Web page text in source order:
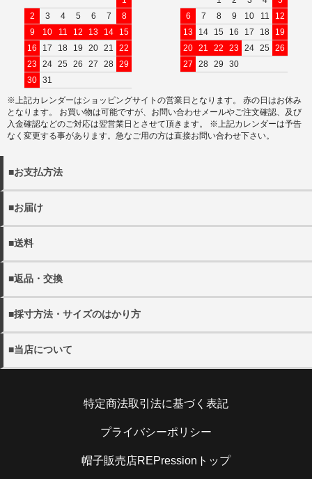
2
3 4 5 6 7
8
9
10 11 12 13 14
15
16
17 18 19 20 21
22
23 24 25 26 27 28 29
30 31
6
7 8 9 10 11
12
13
14 15 16 17 18
19
20 21 22 23 24 25
26
27
28 29 30
※上記カレンダーはショッピングサイトの営業日となります。 赤の日はお休み
となります。 お買い物は可能ですが、お問い合わせメールやご注文確認、及び
入金確認などのご対応は翌営業日とさせて頂きます。 ※上記カレンダーは予告
なく変更する事があります。急なご用の方は直接お問い合わせ下さい。
■お支払方法
・クレジットカード決済
・代金引換（別途手数料440円）
■お届け
※宅配便でお届け先が沖縄・離島の場合日本郵政となる場合
がございます。
・配送日の指定をご希望の場合にはご注文の際にご希望日を
ご指定がない場合には、最短のお日にちで発送いたします。
・配送希望時間帯は、以下よりお選びください。
【午前中 12-14時 14-16時 16-18時 18-20時 19-21
時】
※メール便(ゆうパケット)はポスト投函となるたの日時指定
詳しく見る
■送料
・各都道府県別送料につきましては下記リンクよりご確認く
ださい。
・メール便は全国一律300円となります。
■返品・交換
(shop@rep-hat.com)またはお電話（042-723-7854）までご
連絡ください。
※当店休業日は、
・お客様のご都合による返品の場合
に限り、返品を承ります。お手元に到着後5日以内にご連絡
客様ご負担となりますので予めご了承ください。
■採寸方法・サイズのはかり方
い。
サイズのはかり方
■当店について
メール：shop@rep-hat.com
特定商法取引法に基づく表記
プライバシーポリシー
帽子販売店REPressionトップ